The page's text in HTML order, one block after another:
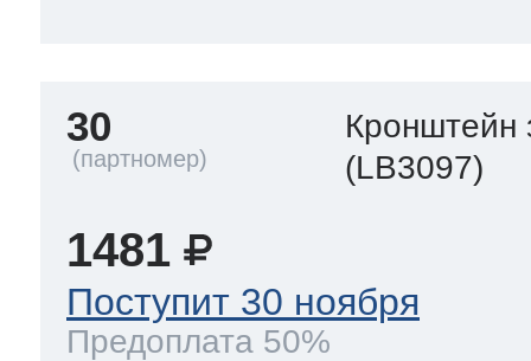
30
Кронштейн
(LB3097)
1481
Поступит 30 ноября
Предоплата 50%